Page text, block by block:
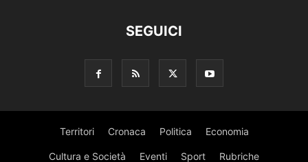
SEGUICI
Territori Cronaca Politica Economia
Cultura e Società Eventi Sport Rubriche